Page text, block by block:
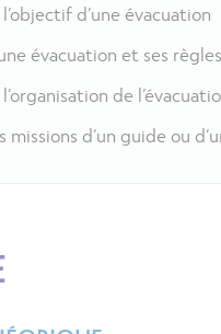
d’une évacuation
évacuation et ses règles
de
missions d’un guide ou